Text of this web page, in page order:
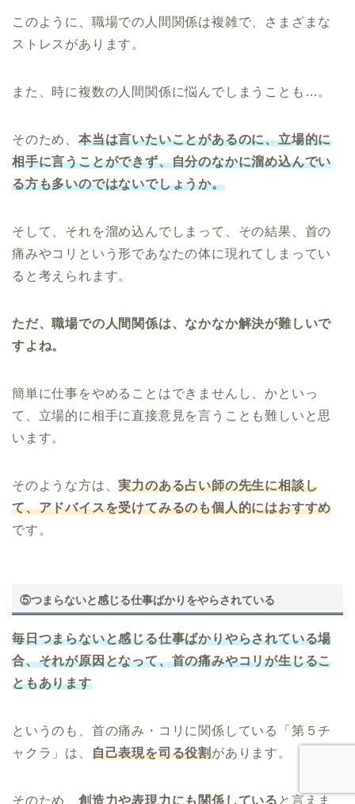
このように、職場での人間関係は複雑で、さまざまな
ストレスがあります。
また、時に複数の人間関係に悩んでしまうことも…。
そのため、 本当は言いたいことがあるのに、立場的に
相手に言うことができず、自分のなかに溜め込んでい
る方も多いのではないでしょうか。
そして、それを溜め込んでしまって、その結果、首の
痛みやコリという形であなたの体に現れてしまってい
ると考えられます。
ただ、職場での人間関係は、なかなか解決が難しいで
すよね。
簡単に仕事をやめることはできませんし、かといっ
て、立場的に相手に直接意見を言うことも難しいと思
います。
そのような方は、実力のある占い師の先生に相談し
て、アドバイスを受けてみるのも個人的にはおすすめ
です。
⑤つまらないと感じる仕事ばかりをやらされている
毎日つまらないと感じる仕事ばかりやらされている場
合、それが原因となって、首の痛みやコリが生じるこ
ともあります
というのも、首の痛み・コリに関係している「第５チ
ャクラ」は、 自己表現を司る役割があります。
そのため、 創造力や表現力にも関係している と言えま